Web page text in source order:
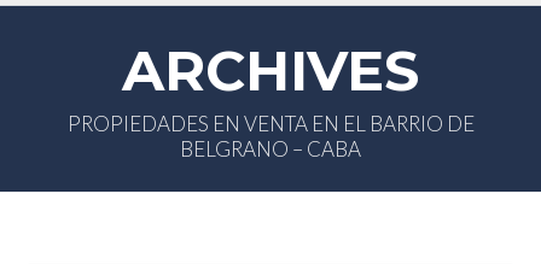
ARCHIVES
PROPIEDADES EN VENTA EN EL BARRIO DE
BELGRANO – CABA